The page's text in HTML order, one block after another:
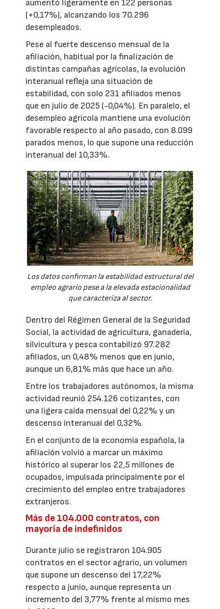
aumentó ligeramente en 122 personas
(+0,17%), alcanzando los 70.296
desempleados.
Pese al fuerte descenso mensual de la
afiliación, habitual por la finalización de
distintas campañas agrícolas, la evolución
interanual refleja una situación de
estabilidad, con solo 231 afiliados menos
que en julio de 2025 (-0,04%). En paralelo, el
desempleo agrícola mantiene una evolución
favorable respecto al año pasado, con 8.099
parados menos, lo que supone una reducción
interanual del 10,33%.
Los datos confirman la estabilidad estructural del
empleo agrario pese a la elevada estacionalidad
que caracteriza al sector.
Dentro del Régimen General de la Seguridad
Social, la actividad de agricultura, ganadería,
silvicultura y pesca contabilizó 97.282
afiliados, un 0,48% menos que en junio,
aunque un 6,81% más que hace un año.
Entre los trabajadores autónomos, la misma
actividad reunió 254.126 cotizantes, con
una ligera caída mensual del 0,22% y un
descenso interanual del 0,32%.
En el conjunto de la economía española, la
afiliación volvió a marcar un máximo
histórico al superar los 22,5 millones de
ocupados, impulsada principalmente por el
crecimiento del empleo entre trabajadores
extranjeros.
Más de 104.000 contratos, con
mayoría de indefinidos
Durante julio se registraron 104.905
contratos en el sector agrario, un volumen
que supone un descenso del 17,22%
respecto a junio, aunque representa un
incremento del 3,77% frente al mismo mes